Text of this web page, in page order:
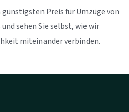
Preis für Umzüge von
sehen Sie selbst, wie wir
miteinander verbinden.